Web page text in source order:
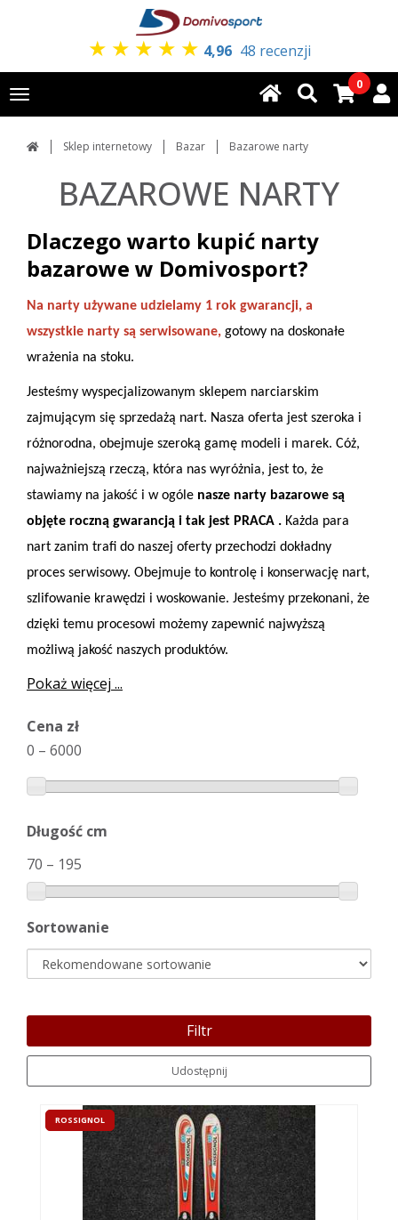
★ ★ ★ ★ ★ 4,96 48 recenzji
Toggle
navigation
0
Sklep internetowy Bazar Bazarowe narty
BAZAROWE NARTY
Dlaczego warto kupić narty
bazarowe w Domivosport?
Na narty używane udzielamy 1 rok gwarancji, a
wszystkie narty są serwisowane, gotowy na doskonałe
wrażenia na stoku.
Jesteśmy wyspecjalizowanym sklepem narciarskim
zajmującym się sprzedażą nart. Nasza oferta jest szeroka i
różnorodna, obejmuje szeroką gamę modeli i marek. Cóż,
najważniejszą rzeczą, która nas wyróżnia, jest to, że
stawiamy na jakość i w ogóle nasze narty bazarowe są
objęte roczną gwarancją i tak jest PRACA . Każda para
nart zanim trafi do naszej oferty przechodzi dokładny
proces serwisowy. Obejmuje to kontrolę i konserwację nart,
szlifowanie krawędzi i woskowanie. Jesteśmy przekonani, że
dzięki temu procesowi możemy zapewnić najwyższą
możliwą jakość naszych produktów.
Pokaż więcej ...
Cena zł
0 – 6000
Długość cm
70 – 195
Sortowanie
Filtr
Udostępnij
ROSSIGNOL